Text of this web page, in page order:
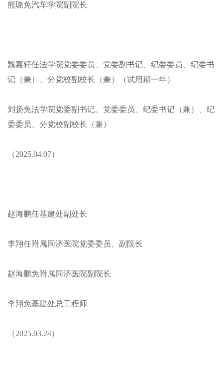
熊璐免汽车学院副院长
魏嘉轩任法学院党委委员、党委副书记、纪委委员、纪委书
记（兼）、分党校副校长（兼）（试用期一年）
刘扬免法学院党委副书记、党委委员、纪委书记（兼）、纪
委委员、分党校副校长（兼）
（2025.04.07）
赵海鹏任基建处副处长
李翔任附属同济医院党委委员、副院长
赵海鹏免附属同济医院副院长
李翔免基建处总工程师
（2025.03.24）